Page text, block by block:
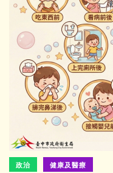
政治 健康及醫療